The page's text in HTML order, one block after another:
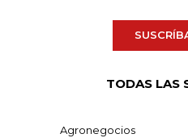
TODAS LAS
Agronegocios